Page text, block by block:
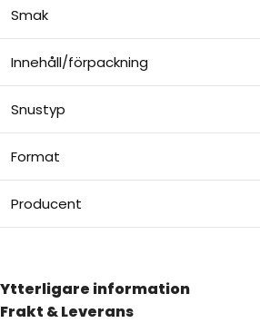
Smak
Innehåll/förpackning
Snustyp
Format
Producent
Ytterligare information
Frakt & Leverans